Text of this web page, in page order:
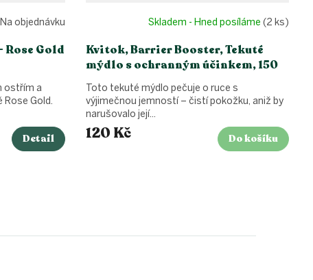
Gold
Na objednávku
Detail
ostřím a
Rose Gold.
Kvitok, Barrier Booster, Tekuté
mýdlo s ochranným účinkem, 150
ml
Skladem - Hned posíláme (2 ks)
120 Kč Do košíku
Toto tekuté mýdlo pečuje o ruce s
výjimečnou jemností – čistí pokožku, aniž by
narušovalo její...